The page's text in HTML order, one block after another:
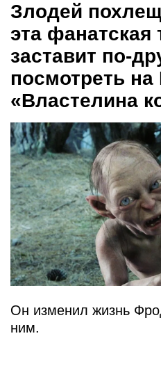
Злодей
эта фанатская
заставит по-
посмотреть на
«Властелина
Он изменил жизнь
ним.